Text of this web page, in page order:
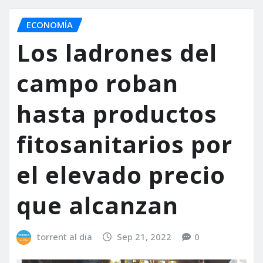
ECONOMÍA
Los ladrones del
campo roban
hasta productos
fitosanitarios por
el elevado precio
que alcanzan
torrent al dia Sep 21, 2022 0